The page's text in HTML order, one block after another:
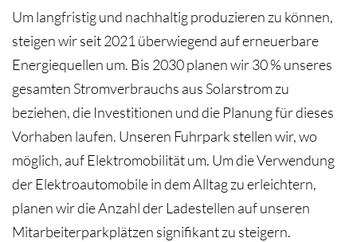
Um langfristig und nachhaltig produzieren zu können,
steigen wir seit 2021 überwiegend auf erneuerbare
Energiequellen um. Bis 2030 planen wir 30 % unseres
gesamten Stromverbrauchs aus Solarstrom zu
beziehen, die Investitionen und die Planung für dieses
Vorhaben laufen. Unseren Fuhrpark stellen wir, wo
möglich, auf Elektromobilität um. Um die Verwendung
der Elektroautomobile in dem Alltag zu erleichtern,
planen wir die Anzahl der Ladestellen auf unseren
Mitarbeiterparkplätzen signifikant zu steigern.